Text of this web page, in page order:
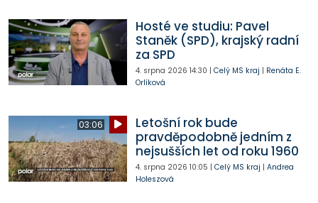
Hosté ve studiu: Pavel
Staněk (SPD), krajský radní
za SPD
4. srpna 2026 14:30 | Celý MS kraj | Renáta E.
Orlíková
03:06
Letošní rok bude
pravděpodobně jedním z
nejsušších let od roku 1960
4. srpna 2026 10:05 | Celý MS kraj | Andrea
Holeszová